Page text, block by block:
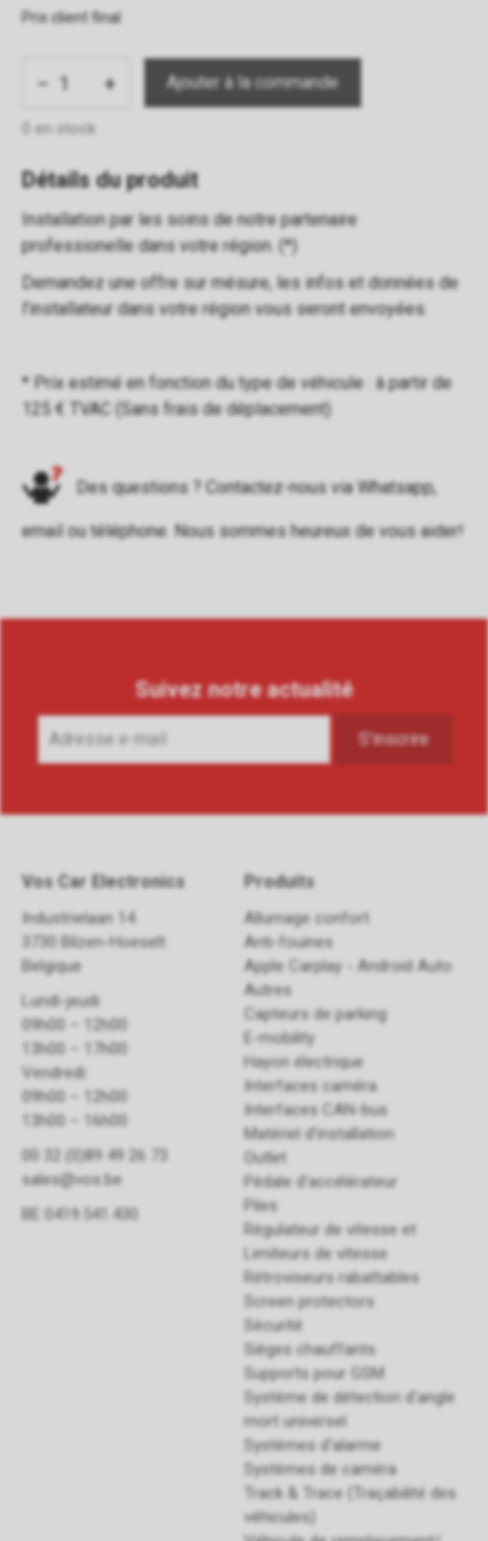
Prix client final
− +
0 en stock
Détails du produit
Installation par les soins de notre partenaire
professionelle dans votre région. (*)
Demandez une offre sur mésure, les infos et données de
l'installateur dans votre région vous seront envoyées.
* Prix estimé en fonction du type de véhicule : à partir de
125 € TVAC (Sans frais de déplacement)
Des questions ? Contactez-nous via Whatsapp,
emailoutéléphone. Nous sommes heureux de vous aider!
Suivez notre actualité
Vos Car Electronics
Industrielaan 14
3730 Bilzen-Hoeselt
Belgique
Lundi-jeudi:
09h00 – 12h00
13h00 – 17h00
Vendredi:
09h00 – 12h00
13h00 – 16h00
00 32 (0)89 49 26 73
sales@vos.be
BE 0419.541.430
Produits
Allumage confort
Anti-fouines
Apple Carplay - Android Auto
Autres
Capteurs de parking
E-mobility
Hayon électrique
Interfaces caméra
Interfaces CAN-bus
Matériel d'installation
Outlet
Pédale d'accélérateur
Piles
Régulateur de vitesse et
Limiteurs de vitesse
Rétroviseurs rabattables
Screen protectors
Sécurité
Sièges chauffants
Supports pour GSM
Système de détection d'angle
mort universel
Systèmes d'alarme
Systèmes de caméra
Track & Trace (Traçabilité des
véhicules)